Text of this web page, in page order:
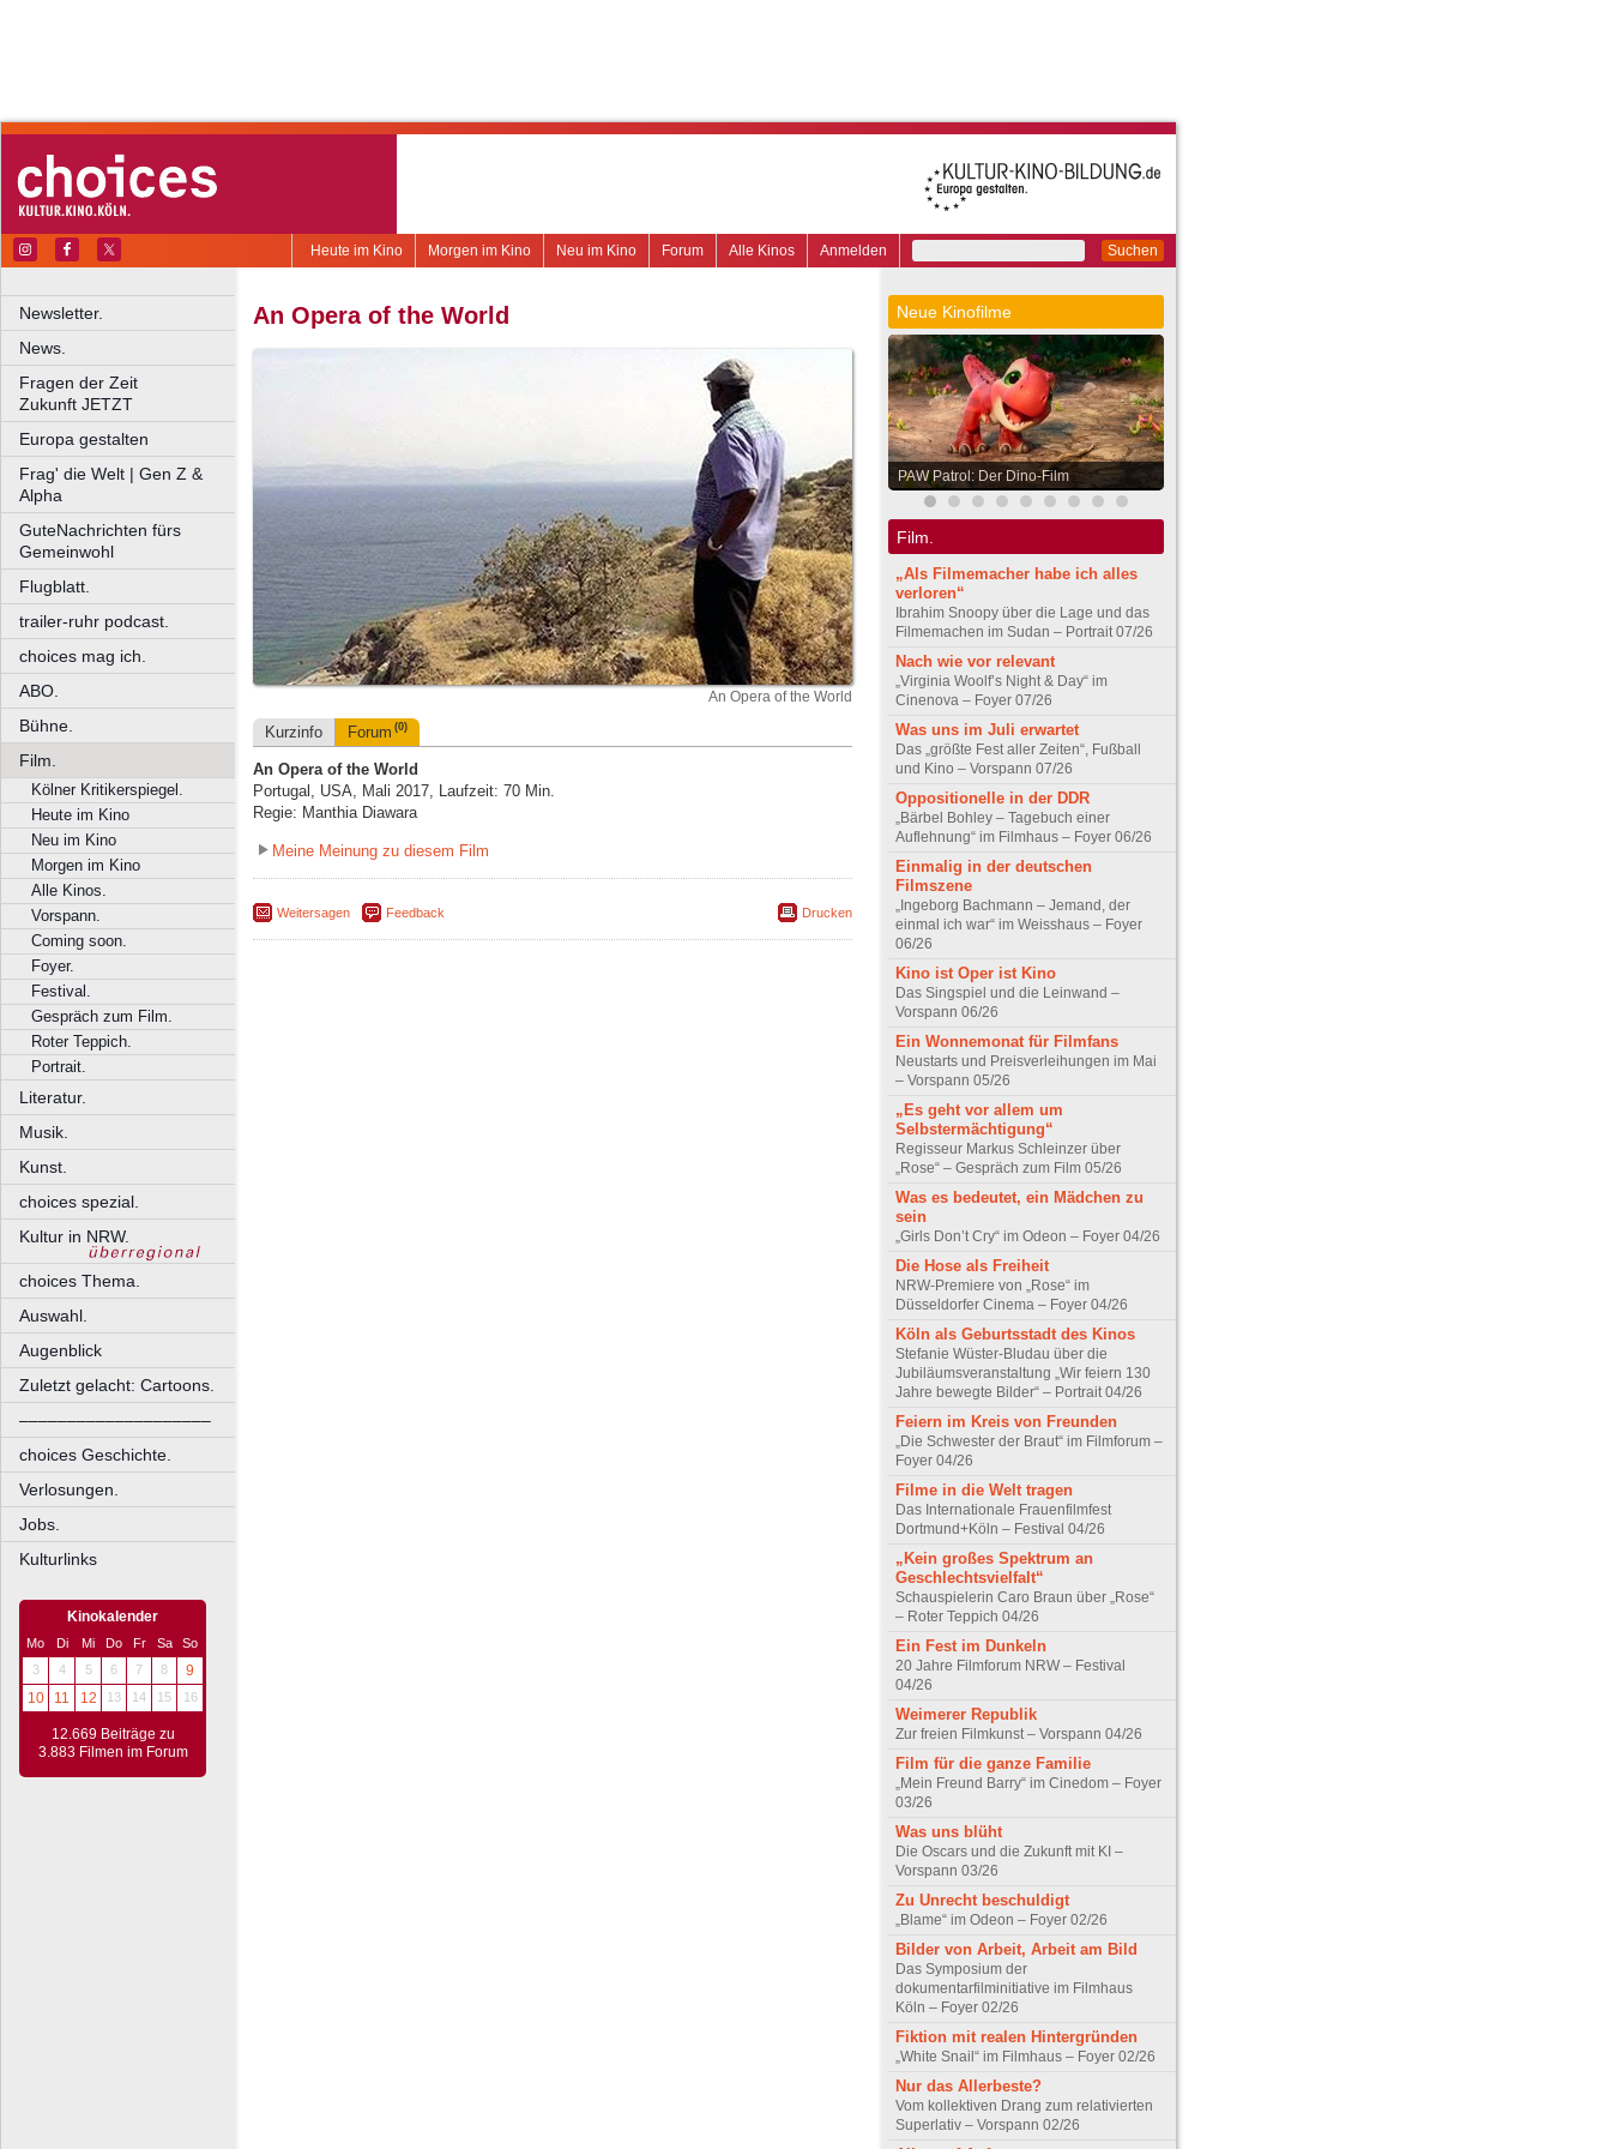
Suchen
Anmelden
Alle Kinos
Forum
Neu im Kino
Morgen im Kino
Heute im Kino
Newsletter.
News.
Fragen der Zeit
Zukunft JETZT
Europa gestalten
Frag' die Welt | Gen Z &
Alpha
GuteNachrichten fürs
Gemeinwohl
Flugblatt.
trailer-ruhr podcast.
choices mag ich.
ABO.
Bühne.
Film.
Kölner Kritikerspiegel.
Heute im Kino
Neu im Kino
Morgen im Kino
Alle Kinos.
Vorspann.
Coming soon.
Foyer.
Festival.
Gespräch zum Film.
Roter Teppich.
Portrait.
Literatur.
Musik.
Kunst.
choices spezial.
Kultur in NRW.
choices Thema.
Auswahl.
Augenblick
Zuletzt gelacht: Cartoons.
––––––––––––––––––––
choices Geschichte.
Verlosungen.
Jobs.
Kulturlinks
Kinokalender
Mo Di Mi Do Fr Sa
So
3
4 5 6 7 8
9
10
11 12 13 14 15 16
12.669 Beiträge zu
3.883 Filmen im Forum
An Opera of the World
An Opera of the World
Kurzinfo Forum (0)
An Opera of the World
Portugal, USA, Mali 2017, Laufzeit: 70 Min.
Regie: Manthia Diawara
Meine Meinung zu diesem Film
Weitersagen Feedback Drucken
Neue Kinofilme
PAW Patrol: Der Dino-Film
Film.
„Als Filmemacher habe ich alles
verloren“
Ibrahim Snoopy über die Lage und das
Filmemachen im Sudan – Portrait 07/26
Nach wie vor relevant
„Virginia Woolf’s Night & Day“ im
Cinenova – Foyer 07/26
Was uns im Juli erwartet
Das „größte Fest aller Zeiten“, Fußball
und Kino – Vorspann 07/26
Oppositionelle in der DDR
„Bärbel Bohley – Tagebuch einer
Auflehnung“ im Filmhaus – Foyer 06/26
Einmalig in der deutschen
Filmszene
„Ingeborg Bachmann – Jemand, der
einmal ich war“ im Weisshaus – Foyer
06/26
Kino ist Oper ist Kino
Das Singspiel und die Leinwand –
Vorspann 06/26
Ein Wonnemonat für Filmfans
Neustarts und Preisverleihungen im Mai
– Vorspann 05/26
„Es geht vor allem um
Selbstermächtigung“
Regisseur Markus Schleinzer über
„Rose“ – Gespräch zum Film 05/26
Was es bedeutet, ein Mädchen zu
sein
„Girls Don’t Cry“ im Odeon – Foyer 04/26
Die Hose als Freiheit
NRW-Premiere von „Rose“ im
Düsseldorfer Cinema – Foyer 04/26
Köln als Geburtsstadt des Kinos
Stefanie Wüster-Bludau über die
Jubiläumsveranstaltung „Wir feiern 130
Jahre bewegte Bilder“ – Portrait 04/26
Feiern im Kreis von Freunden
„Die Schwester der Braut“ im Filmforum –
Foyer 04/26
Filme in die Welt tragen
Das Internationale Frauenfilmfest
Dortmund+Köln – Festival 04/26
„Kein großes Spektrum an
Geschlechtsvielfalt“
Schauspielerin Caro Braun über „Rose“
– Roter Teppich 04/26
Ein Fest im Dunkeln
20 Jahre Filmforum NRW – Festival
04/26
Weimerer Republik
Zur freien Filmkunst – Vorspann 04/26
Film für die ganze Familie
„Mein Freund Barry“ im Cinedom – Foyer
03/26
Was uns blüht
Die Oscars und die Zukunft mit KI –
Vorspann 03/26
Zu Unrecht beschuldigt
„Blame“ im Odeon – Foyer 02/26
Bilder von Arbeit, Arbeit am Bild
Das Symposium der
dokumentarfilminitiative im Filmhaus
Köln – Foyer 02/26
Fiktion mit realen Hintergründen
„White Snail“ im Filmhaus – Foyer 02/26
Nur das Allerbeste?
Vom kollektiven Drang zum relativierten
Superlativ – Vorspann 02/26